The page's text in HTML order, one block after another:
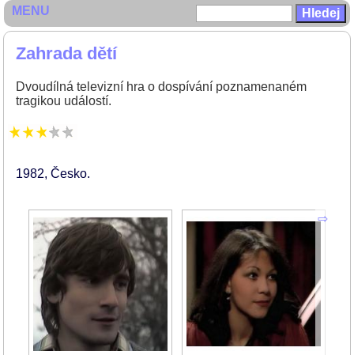
Zahrada dětí
Dvoudílná televizní hra o dospívání poznamenaném
tragikou událostí.
1982 Česko
MENU